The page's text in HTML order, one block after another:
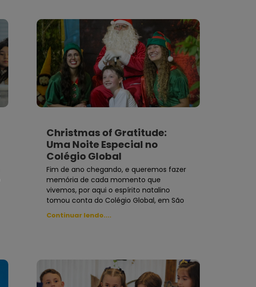
Christmas of Gratitude:
Uma Noite Especial no
Colégio Global
Fim de ano chegando, e queremos fazer
memória de cada momento que
vivemos, por aqui o espírito natalino
tomou conta do Colégio Global, em São
Continuar lendo....